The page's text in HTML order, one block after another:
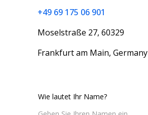
Wie lautet Ihr Name?
+49 69 175 06 901
Moselstraße 27, 60329
Frankfurt am Main, Germany